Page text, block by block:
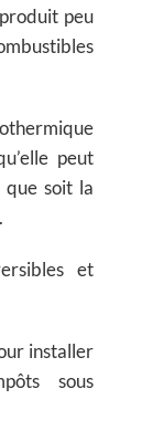
peu
peut
que soit la
et
installer
sous